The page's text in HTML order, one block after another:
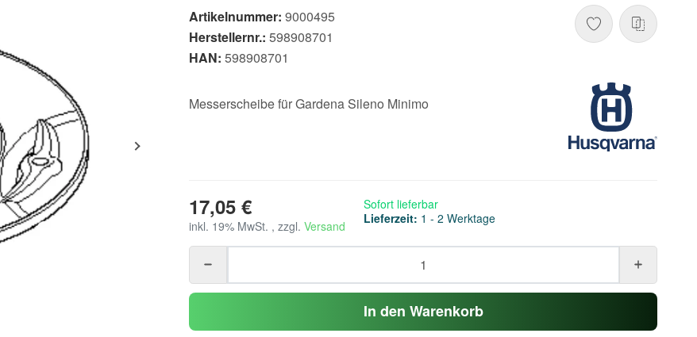
Artikelnummer: 9000495
Herstellernr.: 598908701
HAN: 598908701
Messerscheibe für Gardena Sileno Minimo
17,05 €
inkl. 19% MwSt. , zzgl. Versand
Sofort lieferbar
Lieferzeit: 1 - 2 Werktage
In den Warenkorb